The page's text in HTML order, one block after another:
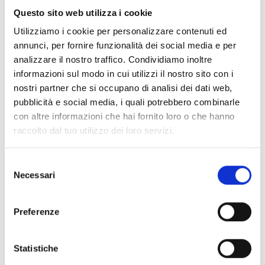
Questo sito web utilizza i cookie
Utilizziamo i cookie per personalizzare contenuti ed
annunci, per fornire funzionalità dei social media e per
analizzare il nostro traffico. Condividiamo inoltre
informazioni sul modo in cui utilizzi il nostro sito con i
nostri partner che si occupano di analisi dei dati web,
pubblicità e social media, i quali potrebbero combinarle
con altre informazioni che hai fornito loro o che hanno
raccolto dal tuo utilizzo dei loro servizi.
delNecessari
Preferenze
Statistiche
riceve comandi anche via SMS, tramite
riconoscimento del numero (CALLER-ID) o
attraverso funzione risponditore. Inoltre,
permette il collegamento al servizio Inim Cloud,
assicurando una gestione moderna e flessibile
dell’impianto di sicurezza.
Tutti i prodotti